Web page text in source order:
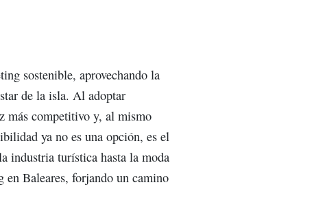
sostenible, aprovechando la
de la isla. Al adoptar
más competitivo y, al mismo
ya no es una opción, es el
industria turística hasta la moda
Baleares, forjando un camino